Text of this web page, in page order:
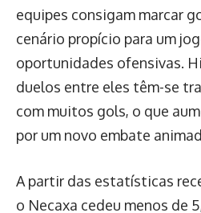
equipes consigam marcar
cenário propício para um
oportunidades ofensivas.
duelos entre eles têm-se
com muitos gols, o que
por um novo embate
A partir das estatísticas
o Necaxa cedeu menos de